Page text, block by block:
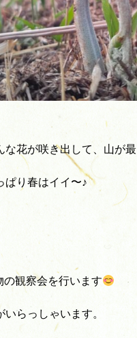
花が咲き出して、山が
ぱり春はイイ〜♪
の観察会を行います
らっしゃいます。